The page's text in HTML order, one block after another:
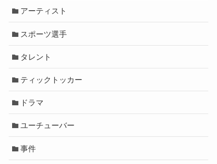
アーティスト
スポーツ選手
タレント
ティックトッカー
ドラマ
ユーチューバー
事件